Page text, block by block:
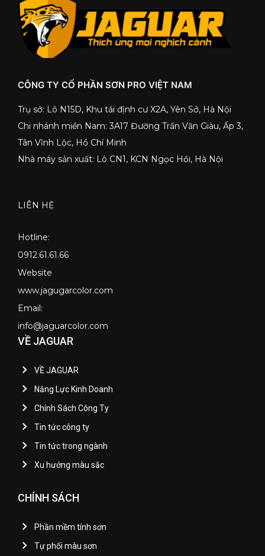
CÔNG TY CỔ PHẦN SƠN PRO VIỆT NAM
Trụ sở: Lô N15D, Khu tái định cư X2A, Yên Sở, Hà Nội
Chi nhánh miền Nam: 3A17 Đường Trần Văn Giàu, Ấp 3,
Tân Vĩnh Lộc, Hồ Chí Minh
Nhà máy sản xuất: Lô CN1, KCN Ngọc Hồi, Hà Nội
LIÊN HỆ
Hotline:
0912.61.61.66
Website
www.jagugarcolor.com
Email:
info@jaguarcolor.com
VỀ JAGUAR
VỀ JAGUAR
Năng Lực Kinh Doanh
Chính Sách Công Ty
Tin tức công ty
Tin tức trong ngành
Xu hướng màu sắc
CHÍNH SÁCH
Phần mềm tính sơn
Tự phối màu sơn